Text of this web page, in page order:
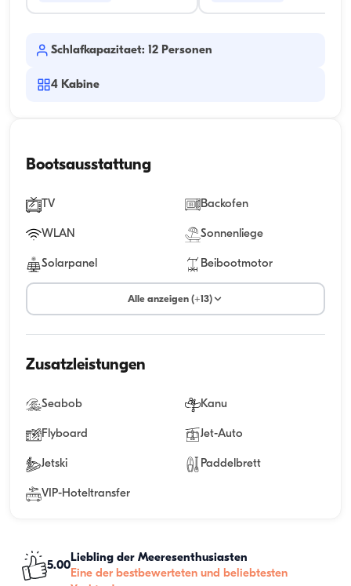
Schlafkapazitaet: 12 Personen
4 Kabine
Bootsausstattung
TV Backofen
WLAN Sonnenliege
Solarpanel Beibootmotor
Alle anzeigen (+13)
Zusatzleistungen
Seabob Kanu
Flyboard Jet-Auto
Jetski Paddelbrett
VIP-Hoteltransfer
5.00
Liebling der Meeresenthusiasten
Eine der bestbewerteten und beliebtesten